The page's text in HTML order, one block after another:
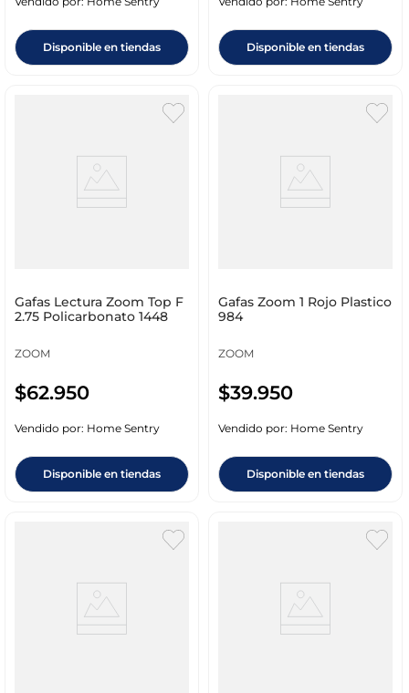
Disponible en tiendas Disponible en tiendas
Gafas Lectura Zoom Top F
2.75 Policarbonato 1448
ZOOM
$62.950
Vendido por: Home Sentry
Disponible en tiendas
Gafas Zoom 1 Rojo Plastico
984
ZOOM
$39.950
Vendido por: Home Sentry
Disponible en tiendas